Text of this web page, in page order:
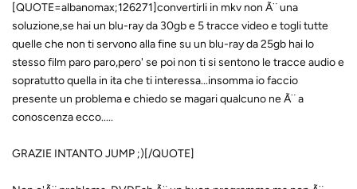
[QUOTE=albanomax;126271]convertirli in mkv non Ã¨ una
soluzione,se hai un blu-ray da 30gb e 5 tracce video e togli tutte
quelle che non ti servono alla fine su un blu-ray da 25gb hai lo
stesso film paro paro,pero' se poi non ti si sentono le tracce audio e
sopratutto quella in ita che ti interessa...insomma io faccio
presente un problema e chiedo se magari qualcuno ne Ã¨ a
conoscenza ecco.....
GRAZIE INTANTO JUMP ;)[/QUOTE]